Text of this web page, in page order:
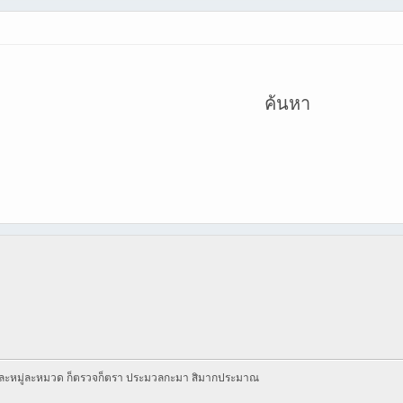
ค้นหา
หมู่ละหมวด ก็ตรวจก็ตรา ประมวลกะมา สิมากประมาณ